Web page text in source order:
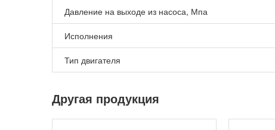
Давление на выходе из насоса, Мпа
Исполнения
Тип двигателя
Другая продукция